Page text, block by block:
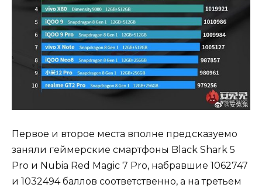
Первое и второе места вполне предсказуемо
заняли геймерские смартфоны Black Shark 5
Pro и Nubia Red Magic 7 Pro, набравшие 1062747
и 1032494 баллов соответственно, а на третьем